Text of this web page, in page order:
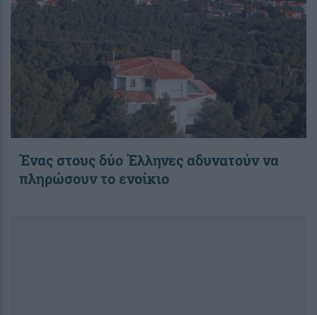
Ένας στους δύο Έλληνες αδυνατούν να
πληρώσουν το ενοίκιο